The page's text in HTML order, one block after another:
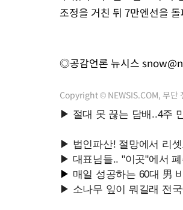
조정을 거친 뒤 7만엔선을
◎공감언론 뉴시스
Copyright © NEWSIS.COM, 무단